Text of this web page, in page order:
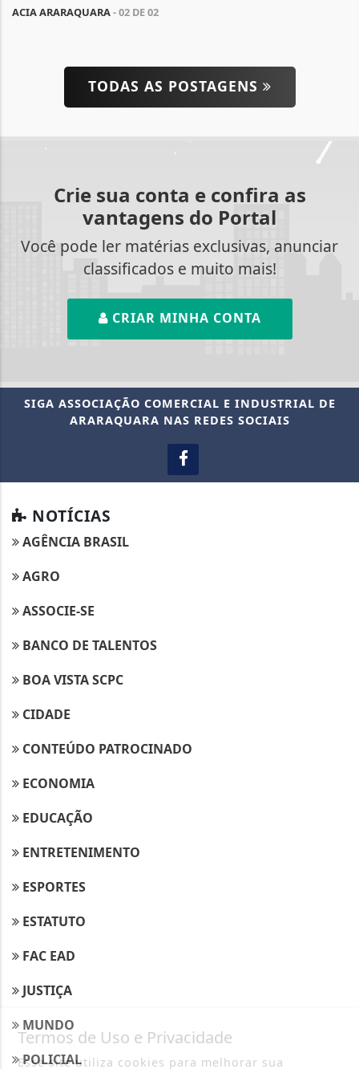
ACIA ARARAQUARA- 02 DE 02
TODAS AS POSTAGENS
Crie sua conta e confira as
vantagens do Portal
Você pode ler matérias exclusivas, anunciar
classificados e muito mais!
CRIAR MINHA CONTA
SIGA ASSOCIAÇÃO COMERCIAL E INDUSTRIAL DE
ARARAQUARA NAS REDES SOCIAIS
NOTÍCIAS
AGÊNCIA BRASIL
AGRO
ASSOCIE-SE
BANCO DE TALENTOS
BOA VISTA SCPC
CIDADE
CONTEÚDO PATROCINADO
ECONOMIA
EDUCAÇÃO
ENTRETENIMENTO
ESPORTES
ESTATUTO
FAC EAD
JUSTIÇA
MUNDO
POLICIAL
Termos de Uso e Privacidade
Esse site utiliza cookies para melhorar sua